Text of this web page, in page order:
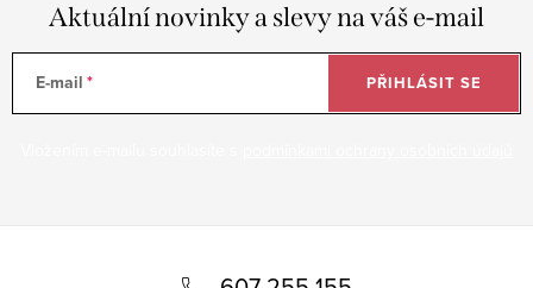
Aktuální novinky a slevy na váš e-mail
E-mail PŘIHLÁSIT SE